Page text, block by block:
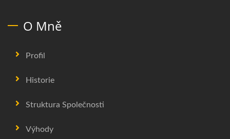
O Mně
Profil
Historie
Struktura Společnosti
Výhody